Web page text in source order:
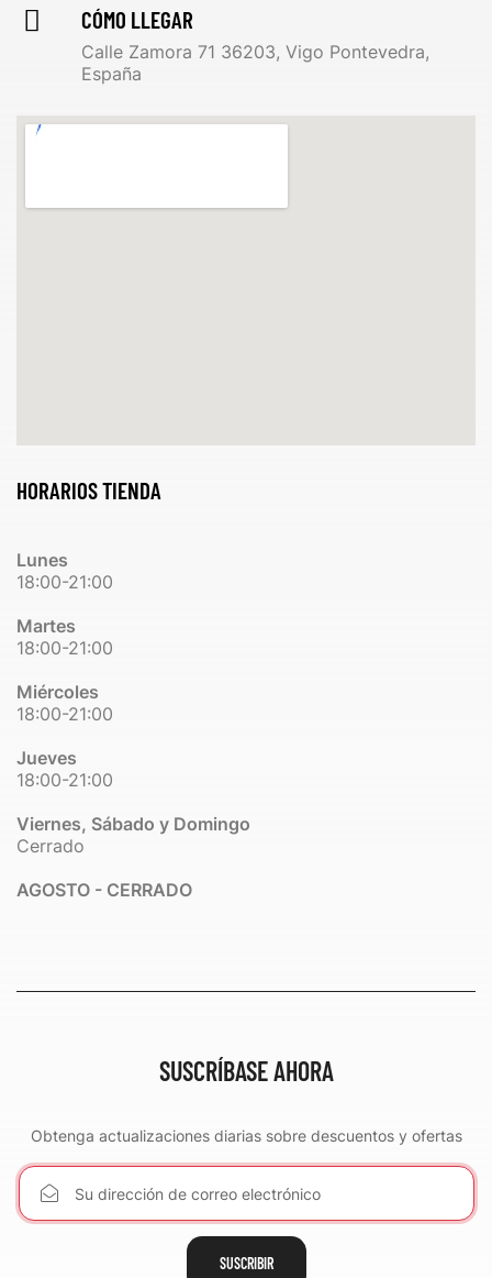
CÓMO LLEGAR
Calle Zamora 71 36203, Vigo Pontevedra,
España
HORARIOS TIENDA
Lunes
18:00-21:00
Martes
18:00-21:00
Miércoles
18:00-21:00
Jueves
18:00-21:00
Viernes, Sábado y Domingo
Cerrado
AGOSTO - CERRADO
SUSCRÍBASE AHORA
Obtenga actualizaciones diarias sobre descuentos y ofertas
SUSCRIBIR